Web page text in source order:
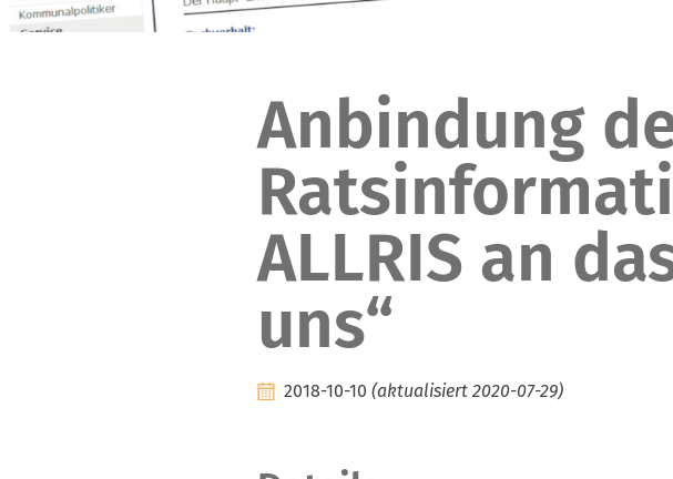
Anbindung
ALLRIS an
uns“
2018-10-10 (aktualisiert 2020-07-29)